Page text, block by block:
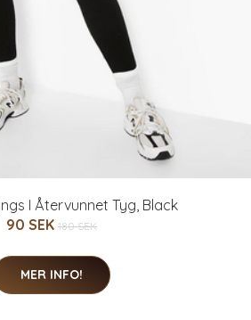
I Återvunnet Tyg, Black
90 SEK 180 SEK
MER INFO!